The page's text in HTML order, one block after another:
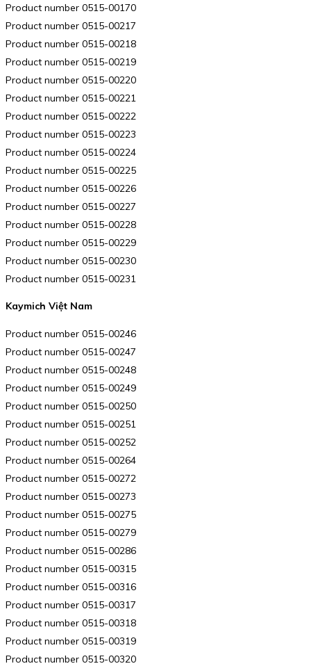
Product number 0515-00170
Product number 0515-00217
Product number 0515-00218
Product number 0515-00219
Product number 0515-00220
Product number 0515-00221
Product number 0515-00222
Product number 0515-00223
Product number 0515-00224
Product number 0515-00225
Product number 0515-00226
Product number 0515-00227
Product number 0515-00228
Product number 0515-00229
Product number 0515-00230
Product number 0515-00231
Kaymich Việt Nam
Product number 0515-00246
Product number 0515-00247
Product number 0515-00248
Product number 0515-00249
Product number 0515-00250
Product number 0515-00251
Product number 0515-00252
Product number 0515-00264
Product number 0515-00272
Product number 0515-00273
Product number 0515-00275
Product number 0515-00279
Product number 0515-00286
Product number 0515-00315
Product number 0515-00316
Product number 0515-00317
Product number 0515-00318
Product number 0515-00319
Product number 0515-00320